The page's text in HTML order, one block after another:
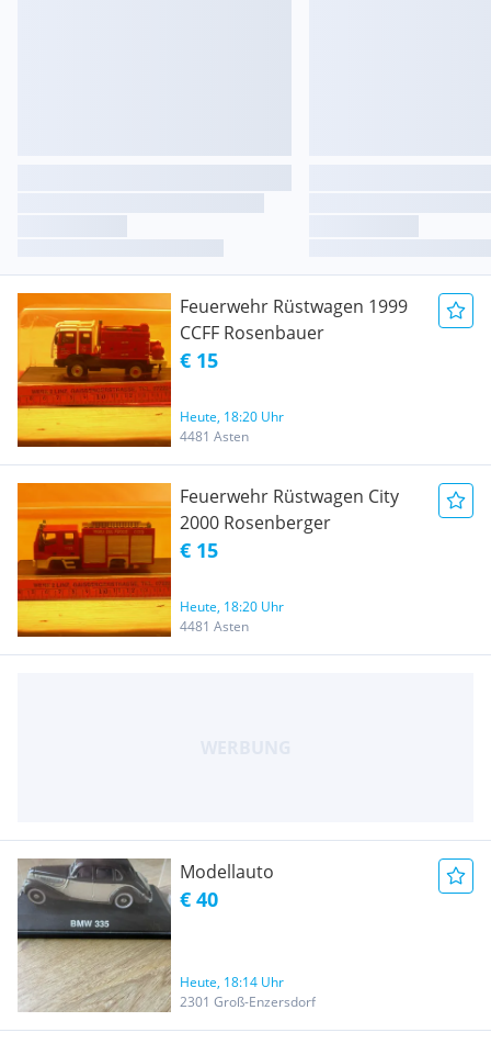
Feuerwehr Rüstwagen 1999
CCFF Rosenbauer
€ 15
Heute, 18:20 Uhr
4481 Asten
Feuerwehr Rüstwagen City
2000 Rosenberger
€ 15
Heute, 18:20 Uhr
4481 Asten
Modellauto
€ 40
Heute, 18:14 Uhr
2301 Groß-Enzersdorf